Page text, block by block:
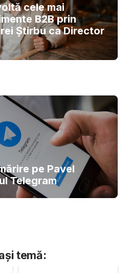
cele mai
B2B prin
Știrbu ca Director
pe Pavel
Telegram
temă: